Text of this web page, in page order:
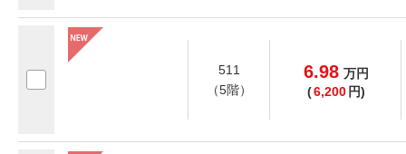
511
（5階）
6.98 万円
(6,200 円)